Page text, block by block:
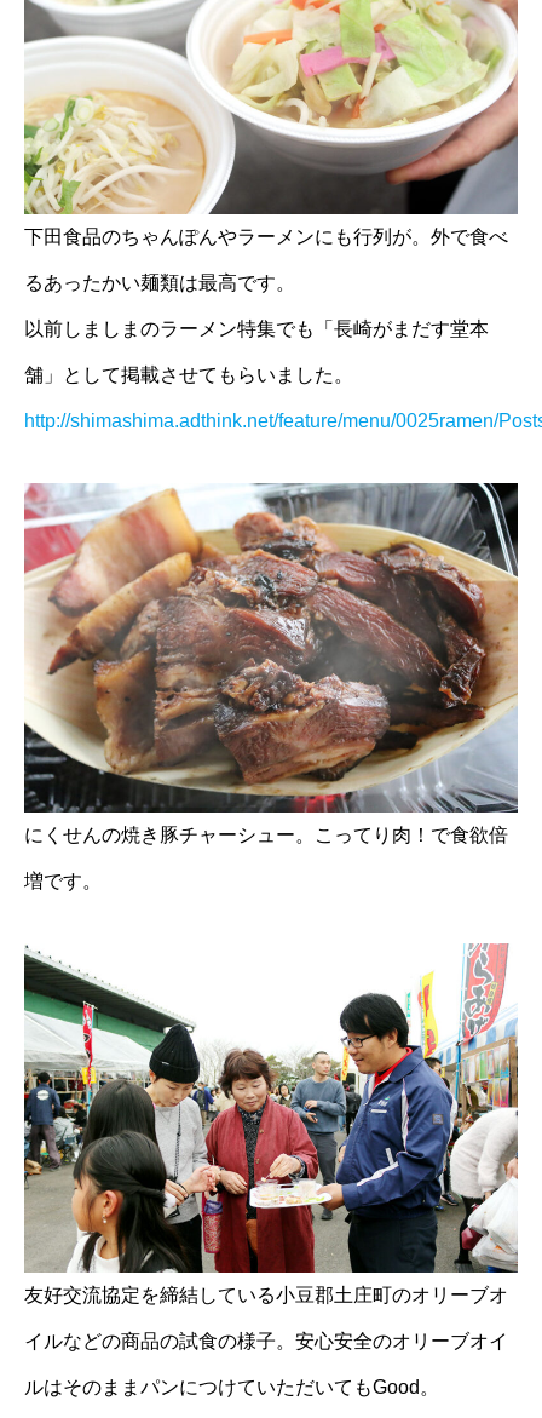
下田食品のちゃんぽんやラーメンにも行列が。外で食べ
るあったかい麺類は最高です。
以前しましまのラーメン特集でも「長崎がまだす堂本
舗」として掲載させてもらいました。
http://shimashima.adthink.net/feature/menu/0025ramen/
にくせんの焼き豚チャーシュー。こってり肉！で食欲倍
増です。
友好交流協定を締結している小豆郡土庄町のオリーブオ
イルなどの商品の試食の様子。安心安全のオリーブオイ
ルはそのままパンにつけていただいてもGood。